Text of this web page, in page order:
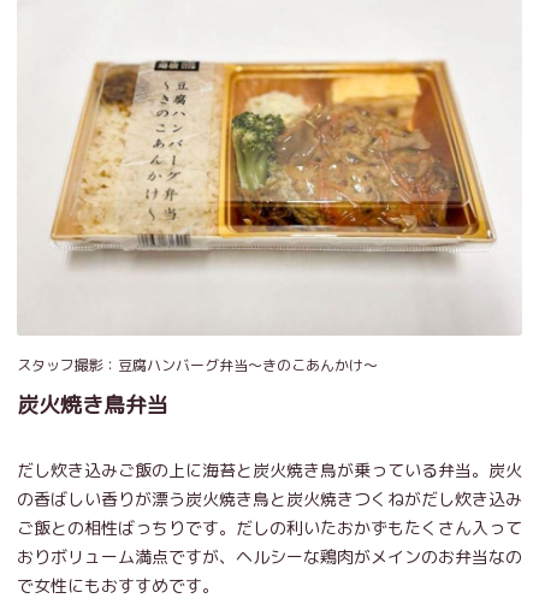
スタッフ撮影：豆腐ハンバーグ弁当～きのこあんかけ～
炭火焼き鳥弁当
だし炊き込みご飯の上に海苔と炭火焼き鳥が乗っている弁当。炭火
の香ばしい香りが漂う炭火焼き鳥と炭火焼きつくねがだし炊き込み
ご飯との相性ばっちりです。だしの利いたおかずもたくさん入って
おりボリューム満点ですが、ヘルシーな鶏肉がメインのお弁当なの
で女性にもおすすめです。